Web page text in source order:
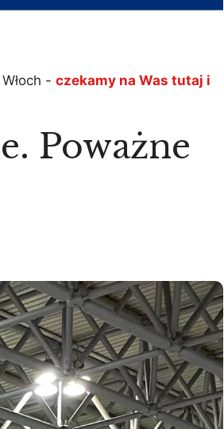
- czekamy na Was tutaj i
Poważne